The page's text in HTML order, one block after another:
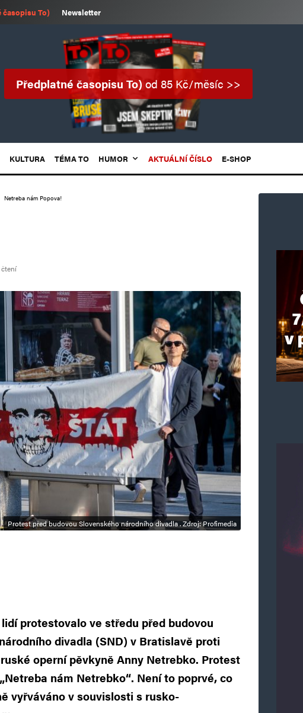
časopisu To) Newsletter
Předplatné časopisu To)od 85 Kč/měsíc >>
KULTURA TÉMA TO HUMOR AKTUÁLNÍ ČÍSLO E-SHOP
Netreba nám Popova!
Protest před budovou Slovenského národního divadla . Zdroj: Profimedia
protestovalo ve středu před budovou
divadla (SND) v Bratislavě proti
operní pěvkyně Anny Netrebko. Protest
nám Netrebko“. Není to poprvé, co
vyřváváno v souvislosti s rusko-